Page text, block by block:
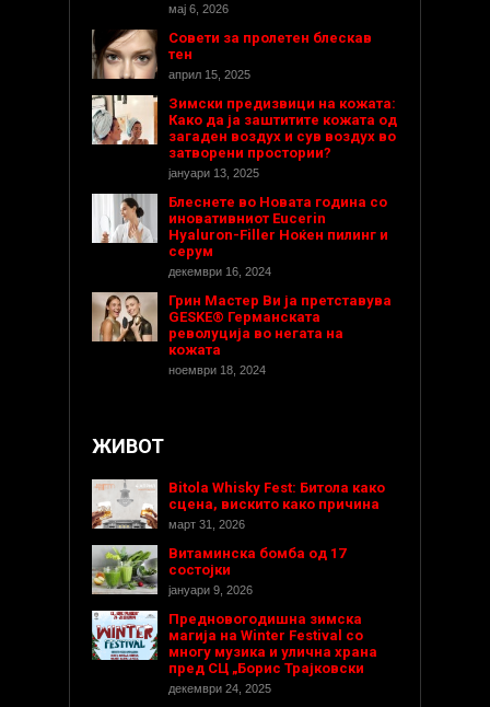
мај 6, 2026
Совети за пролетен блескав
тен
април 15, 2025
Зимски предизвици на кожата:
Како да ја заштитите кожата од
загаден воздух и сув воздух во
затворени простории?
јануари 13, 2025
Блеснете во Новата година со
иновативниот Eucerin
Hyaluron-Filler Ноќен пилинг и
серум
декември 16, 2024
Грин Мастер Ви ја претставува
GESKE® Германската
револуција во негата на
кожата
ноември 18, 2024
ЖИВОТ
Bitola Whisky Fest: Битола како
сцена, вискито како причина
март 31, 2026
Витаминска бомба од 17
состојки
јануари 9, 2026
Предновогодишнa зимска
магија на Winter Festival со
многу музика и улична храна
пред СЦ „Борис Трајковски
декември 24, 2025